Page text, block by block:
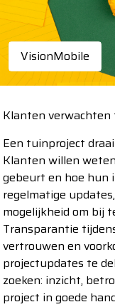
VisionMobile
Klanten
Een tuinproject
Klanten willen
gebeurt en hoe hun
regelmatige
mogelijkheid om bij
Transparantie
vertrouwen en
projectupdates te
zoeken: inzicht,
project in goede